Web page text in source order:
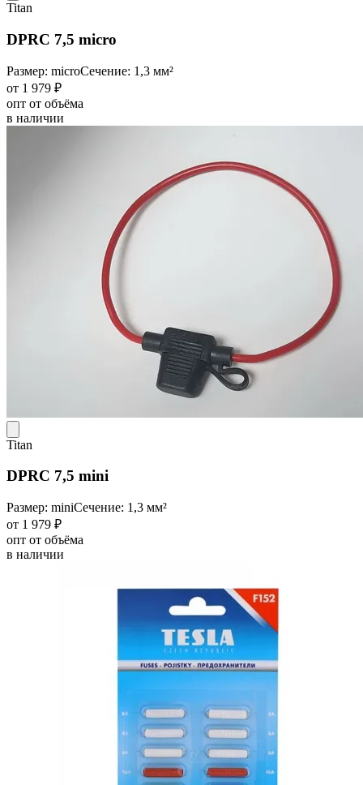
Titan
DPRC 7,5 micro
Размер: microСечение: 1,3 мм²
от 1 979 ₽
опт от объёма
в наличии
Titan
DPRC 7,5 mini
Размер: miniСечение: 1,3 мм²
от 1 979 ₽
опт от объёма
в наличии